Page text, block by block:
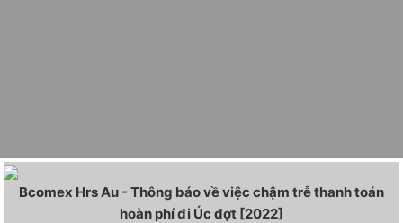
Bcomex Hrs Au - Thông báo về việc chậm trễ thanh toán
hoàn phí đi Úc đợt [2022]